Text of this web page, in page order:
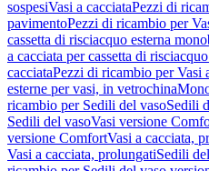
sospesiVasi a cacciataPezzi di
pavimentoPezzi di ricambio per
cassetta di risciacquo esterna
a cacciata per cassetta di
cacciataPezzi di ricambio per Vasi
esterne per vasi, in vetrochina
ricambio per Sedili del vasoSedili
Sedili del vasoVasi versione
versione ComfortVasi a cacciata,
Vasi a cacciata, prolungatiSedili